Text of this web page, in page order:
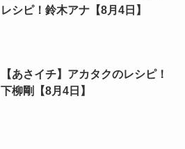
レシピ！鈴木アナ【8月4日】
【あさイチ】アカタクのレシピ！
下柳剛【8月4日】